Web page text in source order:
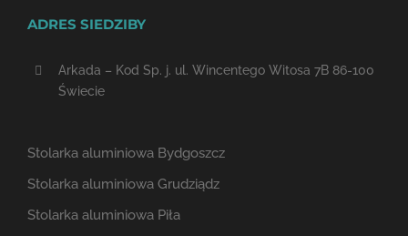
ADRES SIEDZIBY
Arkada – Kod Sp. j. ul. Wincentego Witosa 7B 86-100
Świecie
Stolarka aluminiowa Bydgoszcz
Stolarka aluminiowa Grudziądz
Stolarka aluminiowa Piła